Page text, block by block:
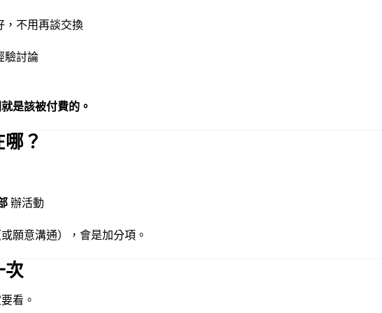
，不用再談交換
驗討論
是該被付費的。
？
辦活動
願意溝通），會是加分項。
次
看。